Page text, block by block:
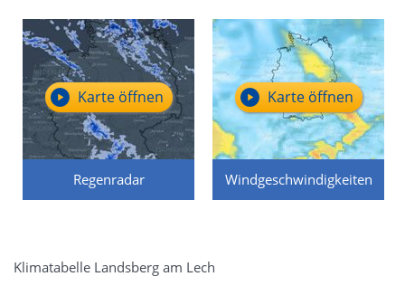
Regenradar
Karte öffnen
Windgeschwindigkeiten
Karte öffnen
Klimatabelle Landsberg am Lech